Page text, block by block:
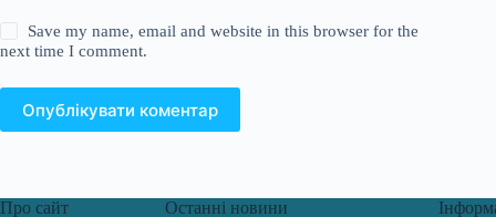
Save my name, email and website in this browser for the
next time I comment.
Опублікувати коментар
Про сайт Останні новини